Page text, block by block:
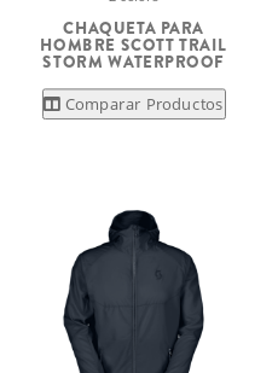
CHAQUETA PARA
HOMBRE SCOTT TRAIL
STORM WATERPROOF
Comparar Productos